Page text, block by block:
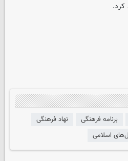
کرد.
برنامه فرهنگی
نهاد فرهنگی
اسلامی